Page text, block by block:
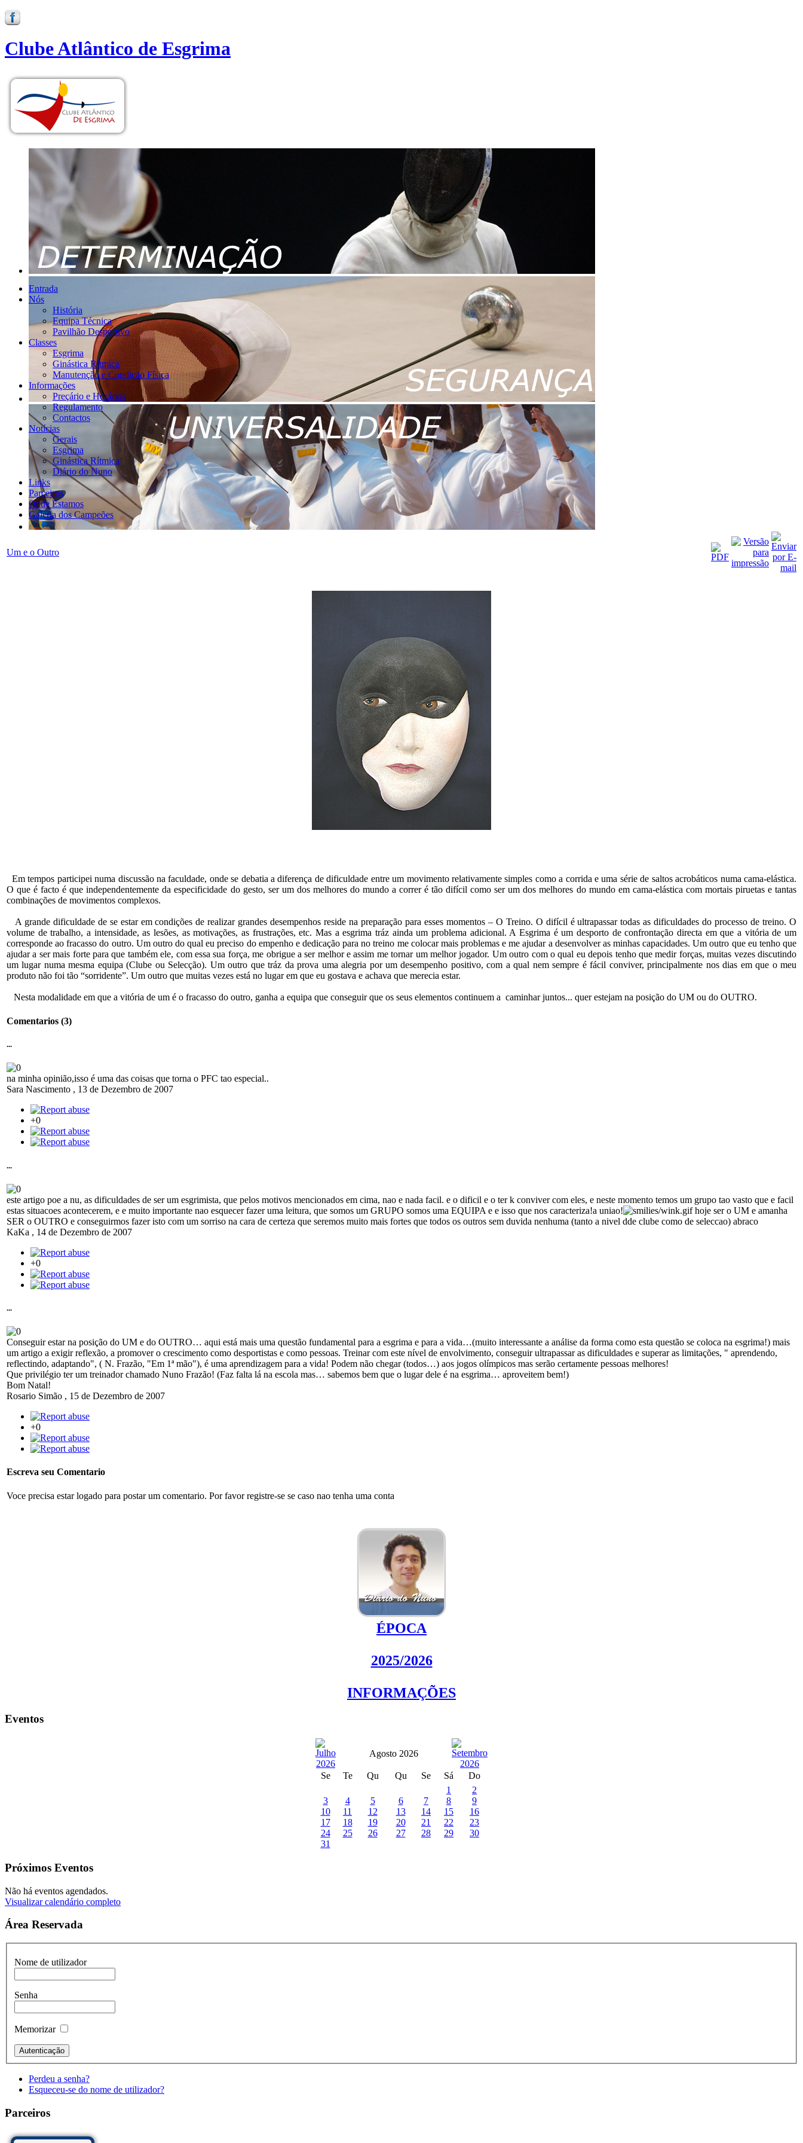
Clube Atlântico de Esgrima
Entrada
Nós
História
Equipa Técnica
Pavilhão Desportivo
Classes
Esgrima
Ginástica Rítmica
Manutenção e Condição Física
Informações
Preçário e Horários
Regulamento
Contactos
Notícias
Gerais
Esgrima
Ginástica Rítmica
Diário do Nuno
Links
Parceiros
Onde Estamos
Galeria dos Campeões
Um e o Outro
Em tempos participei numa discussão na faculdade, onde se debatia a diferença de dificuldade entre um movimento relativamente simples como a corrida e uma série de saltos acrobáticos numa cama-elástica.
O que é facto é que independentemente da especificidade do gesto, ser um dos melhores do mundo a correr é tão difícil como ser um dos melhores do mundo em cama-elástica com mortais piruetas e tantas
combinações de movimentos complexos.
A grande dificuldade de se estar em condições de realizar grandes desempenhos reside na preparação para esses momentos – O Treino. O difícil é ultrapassar todas as dificuldades do processo de treino. O
volume de trabalho, a intensidade, as lesões, as motivações, as frustrações, etc. Mas a esgrima tráz ainda um problema adicional. A Esgrima é um desporto de confrontação directa em que a vitória de um
corresponde ao fracasso do outro. Um outro do qual eu preciso do empenho e dedicação para no treino me colocar mais problemas e me ajudar a desenvolver as minhas capacidades. Um outro que eu tenho que
ajudar a ser mais forte para que também ele, com essa sua força, me obrigue a ser melhor e assim me tornar um melhor jogador. Um outro com o qual eu depois tenho que medir forças, muitas vezes discutindo
um lugar numa mesma equipa (Clube ou Selecção). Um outro que tráz da prova uma alegria por um desempenho positivo, com a qual nem sempre é fácil conviver, principalmente nos dias em que o meu
produto não foi tão “sorridente”. Um outro que muitas vezes está no lugar em que eu gostava e achava que merecia estar.
Nesta modalidade em que a vitória de um é o fracasso do outro, ganha a equipa que conseguir que os seus elementos continuem a caminhar juntos... quer estejam na posição do UM ou do OUTRO.
Comentarios (3)
...
na minha opinião,isso é uma das coisas que torna o PFC tao especial..
Sara Nascimento , 13 de Dezembro de 2007
+0
...
este artigo poe a nu, as dificuldades de ser um esgrimista, que pelos motivos mencionados em cima, nao e nada facil. e o dificil e o ter k conviver com eles, e neste momento temos um grupo tao vasto que e facil
estas situacoes acontecerem, e e muito importante nao esquecer fazer uma leitura, que somos um GRUPO somos uma EQUIPA e e isso que nos caracteriza!a uniao!
hoje ser o UM e amanha
SER o OUTRO e conseguirmos fazer isto com um sorriso na cara de certeza que seremos muito mais fortes que todos os outros sem duvida nenhuma (tanto a nivel dde clube como de seleccao) abraco
KaKa , 14 de Dezembro de 2007
+0
...
Conseguir estar na posição do UM e do OUTRO… aqui está mais uma questão fundamental para a esgrima e para a vida…(muito interessante a análise da forma como esta questão se coloca na esgrima!) mais
um artigo a exigir reflexão, a promover o crescimento como desportistas e como pessoas. Treinar com este nível de envolvimento, conseguir ultrapassar as dificuldades e superar as limitações, " aprendendo,
reflectindo, adaptando", ( N. Frazão, "Em 1ª mão"), é uma aprendizagem para a vida! Podem não chegar (todos…) aos jogos olímpicos mas serão certamente pessoas melhores!
Que privilégio ter um treinador chamado Nuno Frazão! (Faz falta lá na escola mas… sabemos bem que o lugar dele é na esgrima… aproveitem bem!)
Bom Natal!
Rosario Simão , 15 de Dezembro de 2007
+0
Escreva seu Comentario
Voce precisa estar logado para postar um comentario. Por favor registre-se se caso nao tenha uma conta
ÉPOCA
2025/2026
INFORMAÇÕES
Eventos
Agosto 2026
Se Te Qu Qu Se Sá
Do
1
2
3
4 5 6 7 8
9
10
11 12 13 14 15
16
17
18 19 20 21 22
23
24
25 26 27 28 29
30
31
Próximos Eventos
Não há eventos agendados.
Visualizar calendário completo
Área Reservada
Nome de utilizador
Senha
Memorizar
Perdeu a senha?
Esqueceu-se do nome de utilizador?
Parceiros